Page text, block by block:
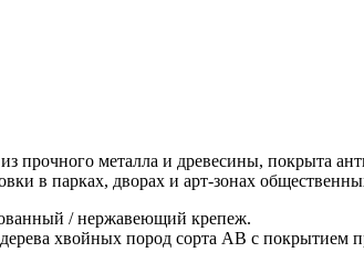
прочного металла и древесины, покрыта
в парках, дворах и арт-зонах
/ нержавеющий крепеж.
хвойных пород сорта АВ с покрытием